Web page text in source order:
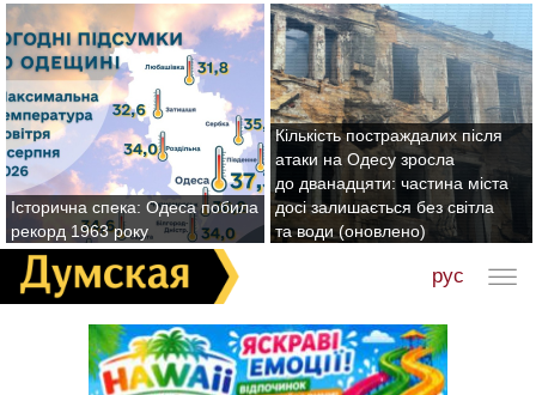
Історична спека: Одеса побила
рекорд 1963 року
Кількість постраждалих після
атаки на Одесу зросла
до дванадцяти: частина міста
досі залишається без світла
та води (оновлено)
рус